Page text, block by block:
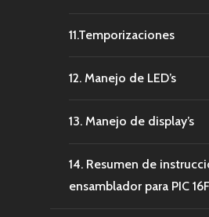
11.Temporizaciones
12. Manejo de LED’s
13. Manejo de display’s
14. Resumen de
ensamblador para PIC